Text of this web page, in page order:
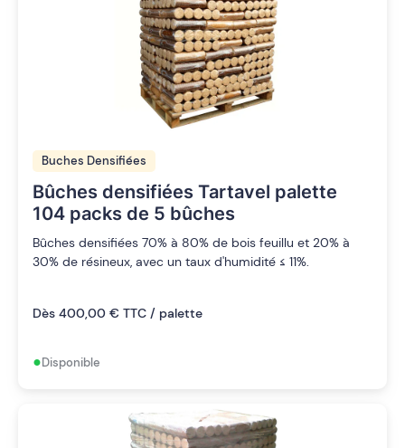
Buches Densifiées
Bûches densifiées Tartavel palette
104 packs de 5 bûches
Bûches densifiées 70% à 80% de bois feuillu et 20% à
30% de résineux, avec un taux d'humidité ≤ 11%.
Dès 400,00 € TTC / palette
•Disponible